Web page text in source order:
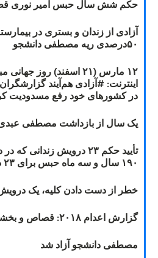
حکم شش سال حبس امیر نوری
آزادی از زندان و بستری در
۵۰درصدی ریه مصطفی دانشجو
۱۲ مارس (۲۱ اسفند) روز
در کشورهای خود رفع مسدودیت
یک سال از بازداشت مصطفی
تأیید حکم ۲۳ درویش
۱۹۰ سال و سه ماه حبس برای ۲۳ درویش گنابادی قطعی شد
خطر از دست دادن کلیه، یک درویش
گزارش اعدام ۲۰۱۸: قصاص و بخشش
مصطفی دانشجو آزاد شد